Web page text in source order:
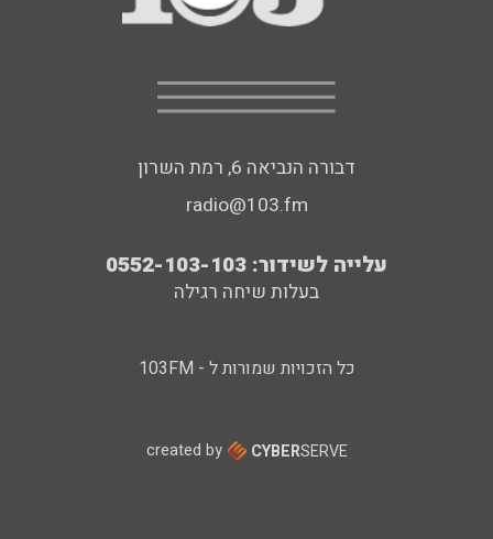
דבורה הנביאה 6, רמת השרון
radio@103.fm
עלייה לשידור: 0552-103-103
בעלות שיחה רגילה
כל הזכויות שמורות ל - 103FM
created by CYBERSERVE